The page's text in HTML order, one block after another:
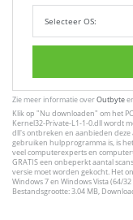
Zie meer informatie overOutbyte
Klik op "Nu downloaden" om het
Kernel32-Private-L1-1-0.dll wordt
dll's ontbreken en aanbieden
gebruiken hulpprogramma is, is
veel computerexperts en
GRATIS een onbeperkt aantal
versie moet worden gekocht. Het
Windows 7 en Windows Vista (64/
Bestandsgrootte: 3.04 MB,